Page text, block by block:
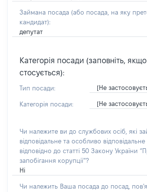
Займана посада (або посада, на яку
кандидат):
депутат
Категорія посади (заповніть,
стосується):
Тип посади: [Не
Категорія посади: [Не
Чи належите ви до службових осіб, які
відповідальне та особливо
відповідно до статті 50 Закону України
запобігання корупції”?
Ні
Чи належить Ваша посада до посад,